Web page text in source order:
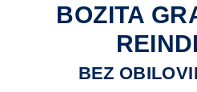
BOZITA
BEZ